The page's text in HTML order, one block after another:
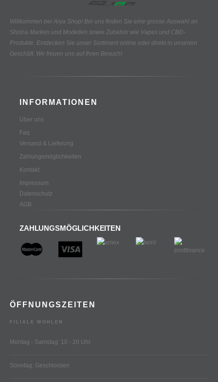
Willkommen bei Arya Shop! Bei uns finden Sie eine grosse Auswahl an
Shisha Marken und Modellen sowie Zubehör wie Vapes und CBD-
Produkte. Entdecken Sie unser Sortiment online oder direkt in unserem
Geschäft. Wir freuen uns auf Ihren Besuch!
INFORMATIONEN
Über uns
Faq
Versand & Lieferung
Zahlungsmöglichkeiten
Kontakt
Impressum
Datenschutz
AGB
ZAHLUNGSMÖGLICHKEITEN
ÖFFNUNGSZEITEN
FILIALE WOHLEN
Montag - Samstag: 10 - 20 Uhr
Sonntag: Geschlossen